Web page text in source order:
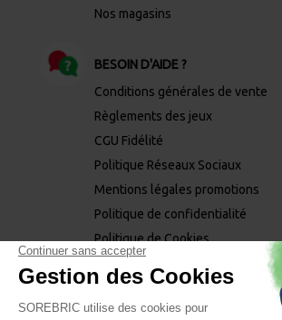
Nos magasins
BESOIN D'AIDE ?
Conditions générales de vente
Règlements des jeux
CGU Fidélité
Politique Réseaux Sociaux
Mentions légales promotions
Politique de confidentialité
Politique de Cookies
Mentions phytopharmaceutiques